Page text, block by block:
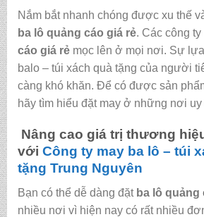
Nắm bắt nhanh chóng được xu thế
ba lô quảng cáo giá rẻ. Các công ty
cáo giá rẻ mọc lên ở mọi nơi. Sự
balo – túi xách quà tặng của người
càng khó khăn. Để có được sản
hãy tìm hiểu đặt may ở những nơi uy
Nâng cao giá trị thương
với Công ty may ba lô – túi
tặng Trung Nguyên
Bạn có thể dễ dàng đặt ba lô quảng
nhiều nơi vì hiện nay có rất nhiều